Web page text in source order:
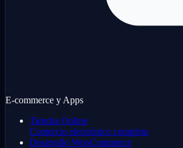
E-commerce y Apps
Tiendas Online
Comercio electrónico completo
Desarrollo WooCommerce